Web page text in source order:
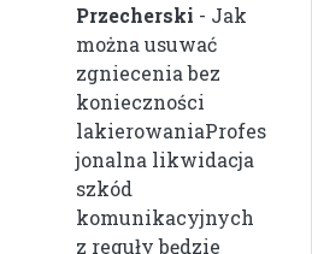
Przecherski - Jak
można usuwać
zgniecenia bez
konieczności
lakierowaniaProfes
jonalna likwidacja
szkód
komunikacyjnych
z reguły będzie